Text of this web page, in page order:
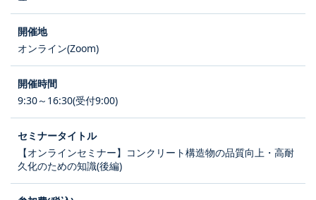
オンライン(Zoom)
9:30～16:30(受付9:00)
【オンラインセミナー】コンクリート構造物の品質向上・高耐
久化のための知識(後編)